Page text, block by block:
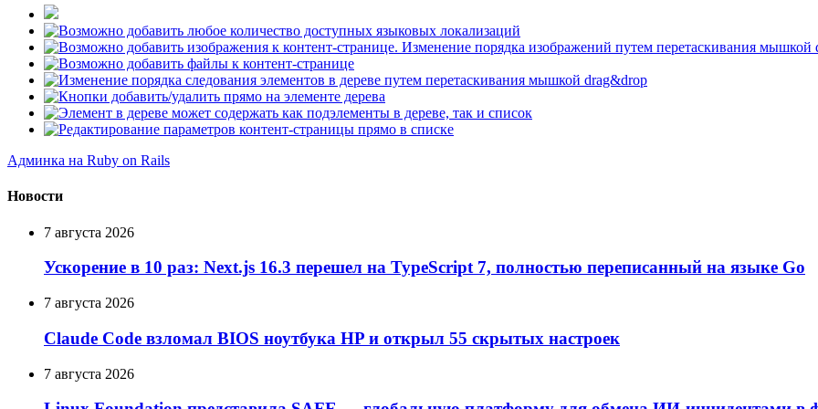
Админка на Ruby on Rails
Новости
7 августа 2026
Ускорение в 10 раз: Next.js 16.3 перешел на TypeScript 7, полностью переписанный на языке Go
7 августа 2026
Claude Code взломал BIOS ноутбука HP и открыл 55 скрытых настроек
7 августа 2026